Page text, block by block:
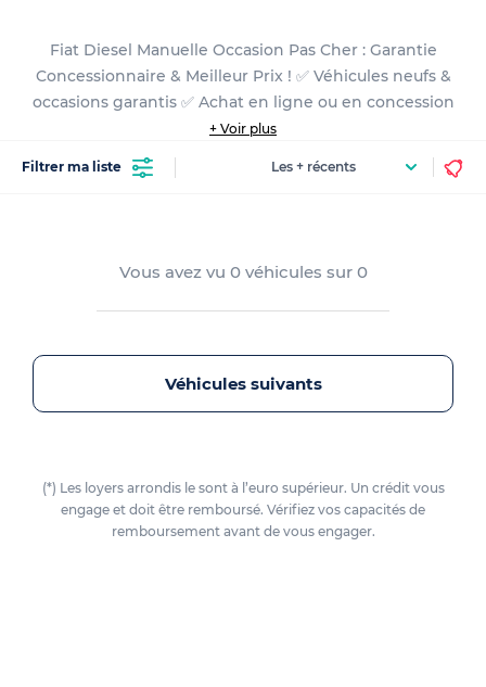
Fiat Diesel Manuelle Occasion Pas Cher : Garantie
Concessionnaire & Meilleur Prix ! ✅ Véhicules neufs &
occasions garantis ✅ Achat en ligne ou en concession
+ Voir plus
Filtrer ma liste
Vous avez vu 0 véhicules sur 0
Véhicules suivants
(*) Les loyers arrondis le sont à l’euro supérieur. Un crédit vous
engage et doit être remboursé. Vérifiez vos capacités de
remboursement avant de vous engager.